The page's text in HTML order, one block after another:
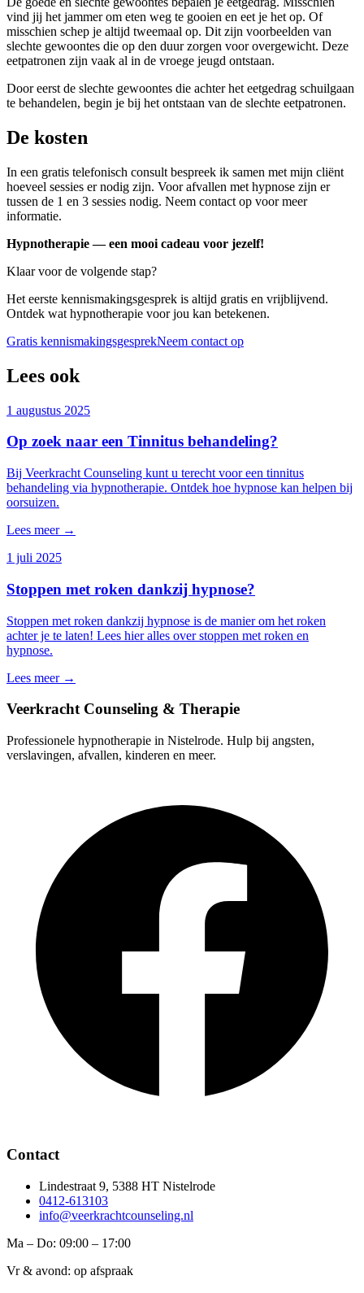
vind jij het jammer om eten weg te gooien en eet je het op. Of
misschien schep je altijd tweemaal op. Dit zijn voorbeelden van
slechte gewoontes die op den duur zorgen voor overgewicht. Deze
eetpatronen zijn vaak al in de vroege jeugd ontstaan.
Door eerst de slechte gewoontes die achter het eetgedrag schuilgaan
te behandelen, begin je bij het ontstaan van de slechte eetpatronen.
De kosten
In een gratis telefonisch consult bespreek ik samen met mijn cliënt
hoeveel sessies er nodig zijn. Voor afvallen met hypnose zijn er
tussen de 1 en 3 sessies nodig. Neem contact op voor meer
informatie.
Hypnotherapie — een mooi cadeau voor jezelf!
Klaar voor de volgende stap?
Het eerste kennismakingsgesprek is altijd gratis en vrijblijvend.
Ontdek wat hypnotherapie voor jou kan betekenen.
Gratis kennismakingsgesprekNeem contact op
Lees ook
1 augustus 2025
Op zoek naar een Tinnitus behandeling?
Bij Veerkracht Counseling kunt u terecht voor een tinnitus
behandeling via hypnotherapie. Ontdek hoe hypnose kan helpen bij
oorsuizen.
Lees meer →
1 juli 2025
Stoppen met roken dankzij hypnose?
Stoppen met roken dankzij hypnose is de manier om het roken
achter je te laten! Lees hier alles over stoppen met roken en
hypnose.
Lees meer →
Veerkracht Counseling & Therapie
Professionele hypnotherapie in Nistelrode. Hulp bij angsten,
verslavingen, afvallen, kinderen en meer.
Contact
Lindestraat 9, 5388 HT Nistelrode
0412-613103
info@veerkrachtcounseling.nl
Ma – Do: 09:00 – 17:00
Vr & avond: op afspraak